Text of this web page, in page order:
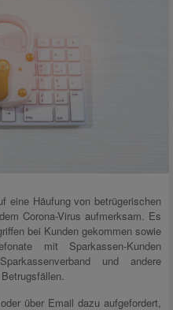
eine Häufung von betrügerischen
Corona-Virus aufmerksam. Es
bei Kunden gekommen sowie
mit Sparkassen-Kunden
und andere
über Email dazu aufgefordert,